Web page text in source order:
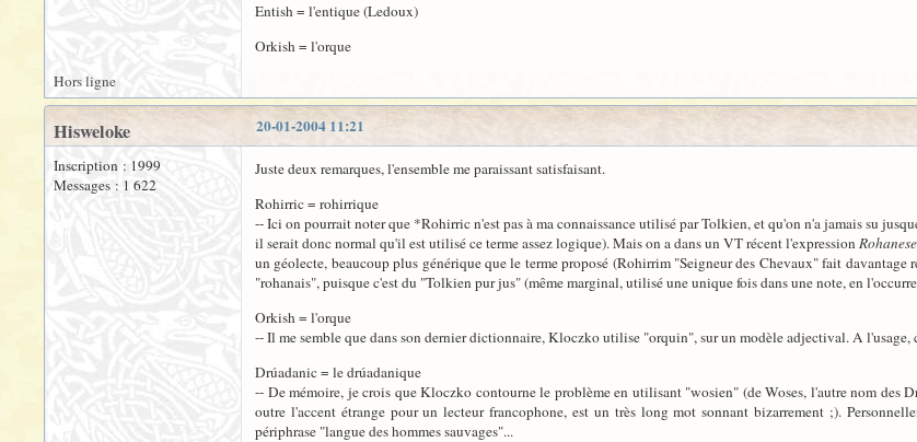
Entish = l'entique (Ledoux)
Orkish = l'orque
Hors ligne
20-01-2004 11:21
Hisweloke
Inscription : 1999
Messages : 1 622
Juste deux remarques, l'ensemble me paraissant satisfaisant.
Rohirric = rohirrique
-- Ici on pourrait noter que *Rohirric n'est pas à ma connaissance utilisé par Tolkien, et qu'on n'a jamais su
il serait donc normal qu'il est utilisé ce terme assez logique). Mais on a dans un VT récent l'expressionRohanese
un géolecte, beaucoup plus générique que le terme proposé (Rohirrim "Seigneur des Chevaux" fait davantage
"rohanais", puisque c'est du "Tolkien pur jus" (même marginal, utilisé une unique fois dans une note, en
Orkish = l'orque
-- Il me semble que dans son dernier dictionnaire, Kloczko utilise "orquin", sur un modèle adjectival. A
Drúadanic = le drúadanique
-- De mémoire, je crois que Kloczko contourne le problème en utilisant "wosien" (de Woses, l'autre nom des
outre l'accent étrange pour un lecteur francophone, est un très long mot sonnant bizarrement ;).
périphrase "langue des hommes sauvages"...